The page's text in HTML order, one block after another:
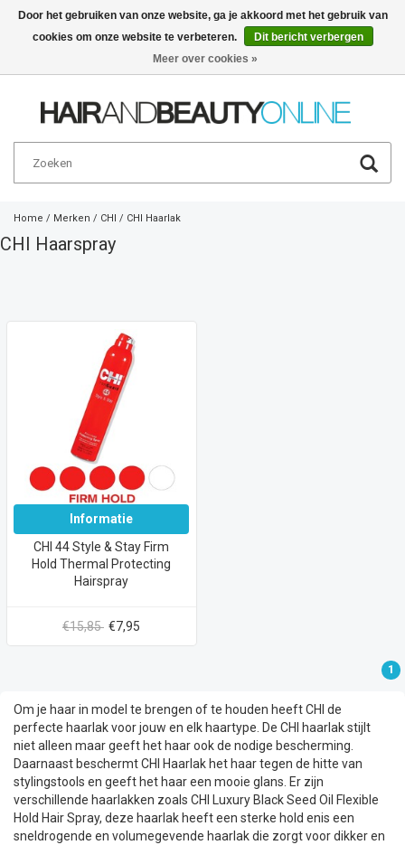
Nederlands €
Home / Merken / CHI / CHI Haarlak
CHI Haarspray
Informatie
CHI 44 Style & Stay Firm
Hold Thermal Protecting
Hairspray
€15,85 €7,95
1
Om je haar in model te brengen of te houden heeft CHI de
perfecte haarlak voor jouw en elk haartype. De CHI haarlak stijlt
niet alleen maar geeft het haar ook de nodige bescherming.
Daarnaast beschermt CHI Haarlak het haar tegen de hitte van
stylingstools en geeft het haar een mooie glans. Er zijn
verschillende haarlakken zoals CHI Luxury Black Seed Oil Flexible
Hold Hair Spray, deze haarlak heeft een sterke hold enis een
sneldrogende en volumegevende haarlak die zorgt voor dikker en
Door het gebruiken van onze website, ga je akkoord met het gebruik van
cookies om onze website te verbeteren.
Dit bericht verbergen
Meer over cookies »